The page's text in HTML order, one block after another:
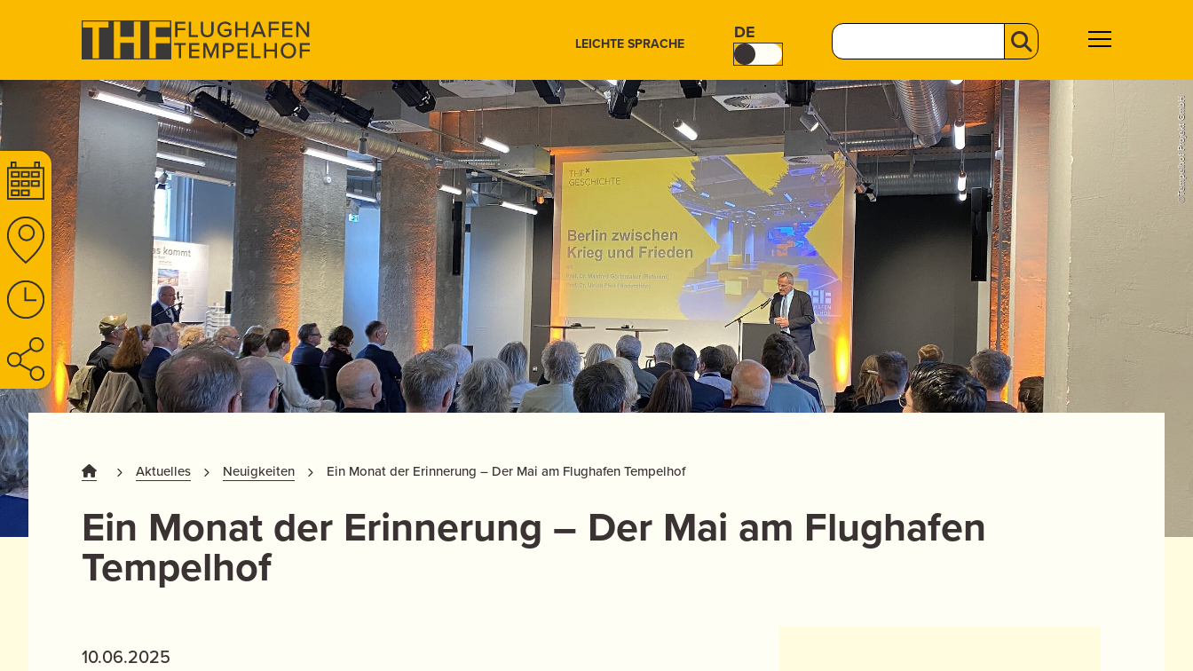
LEICHTE SPRACHE DE
©Tempelhof Projekt GmbH
Aktuelles Neuigkeiten Ein Monat der Erinnerung – Der Mai am Flughafen Tempelhof
Ein Monat der Erinnerung – Der Mai am Flughafen
Tempelhof
10.06.2025